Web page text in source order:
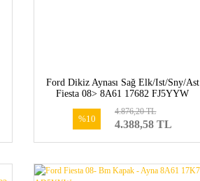
Ford Dikiz Aynası Sağ Elk/Ist/Sny/Ast
Fiesta 08> 8A61 17682 FJ5YYW
%10 4.388,58 TL
4.876,20 TL